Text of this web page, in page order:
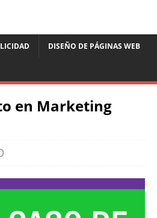
DISEÑO DE PÁGINAS WEB
en Marketing